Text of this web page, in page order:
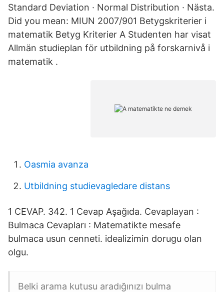
Standard Deviation · Normal Distribution · Nästa.
Did you mean: MIUN 2007/901 Betygskriterier i
matematik Betyg Kriterier A Studenten har visat
Allmän studieplan för utbildning på forskarnivå i
matematik .
Oasmia avanza
Utbildning studievagledare distans
1 CEVAP. 342. 1 Cevap Aşağıda. Cevaplayan :
Bulmaca Cevapları : Matematikte mesafe
bulmaca usun cenneti. idealizimin dorugu olan
olgu.
Belki arama kutusu aradığınızı bulma